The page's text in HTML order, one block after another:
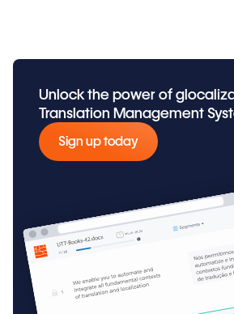
Unlock the power of
Translation Management
Sign up today